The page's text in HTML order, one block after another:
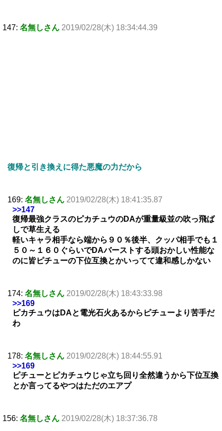
147: 名無しさん 2019/02/28(木) 18:34:44.39
復帰と引き換えに得た悪魔の力だから
169: 名無しさん 2019/02/28(木) 18:41:35.87
>>147
復帰最強クラスのピカチュウのDAが重量級並の吹っ飛ば
しで草生える
軽いキャラ相手なら端から９０％後半、クッパ相手でも１
５０～１６０ぐらいでDAバーストする頭おかしい性能な
のに皆ピチューの下位互換とかいってて違和感しかない
174: 名無しさん 2019/02/28(木) 18:43:33.98
>>169
ピカチュウはDAと電光石火あるからピチューより苦手だ
わ
178: 名無しさん 2019/02/28(木) 18:44:55.91
>>169
ピチューとピカチュウじゃ立ち回り全然違うから下位互換
とか言ってるやつはただのエアプ
156: 名無しさん 2019/02/28(木) 18:37:36.78